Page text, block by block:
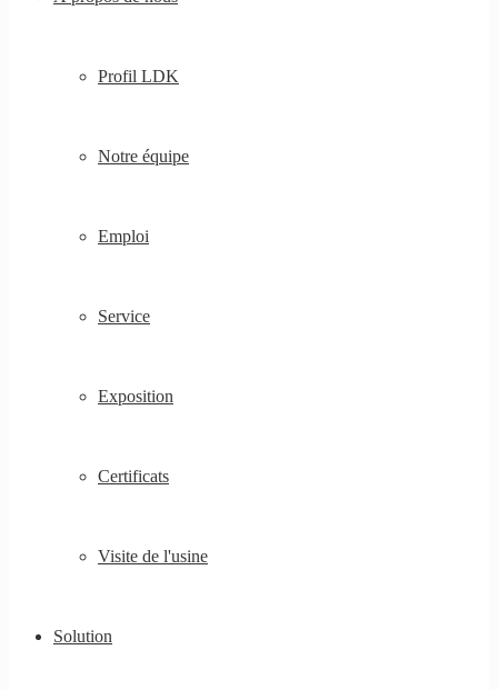
Profil LDK
Notre équipe
Emploi
Service
Exposition
Certificats
Visite de l'usine
Solution